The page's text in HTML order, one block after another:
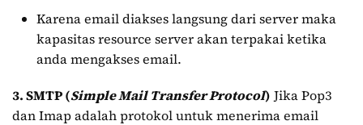
Karena email diakses langsung dari server maka
kapasitas resource server akan terpakai ketika
anda mengakses email.
3. SMTP (Simple Mail Transfer Protocol) Jika Pop3
dan Imap adalah protokol untuk menerima email